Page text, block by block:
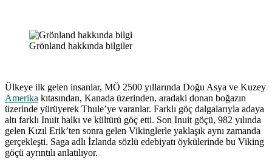
Grönland hakkında bilgiler
Ülkeye ilk gelen insanlar, MÖ 2500 yıllarında Doğu Asya ve Kuzey
Amerika kıtasından, Kanada üzerinden, aradaki donan boğazın
üzerinde yürüyerek Thule’ye varanlar. Farklı göç dalgalarıyla adaya
altı farklı Inuit halkı ve kültürü göç etti. Son Inuit göçü, 982 yılında
gelen Kızıl Erik’ten sonra gelen Vikinglerle yaklaşık aynı zamanda
gerçekleşti. Saga adlı İzlanda sözlü edebiyatı öykülerinde bu Viking
göçü ayrıntılı anlatılıyor.